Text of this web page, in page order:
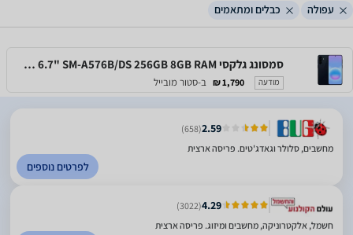
עפולה כבלים ומתאמים
סמסונג גלקסי Samsung Galaxy A57 5G 6.7" SM-A576B/DS 256GB 8GB RAM
מודעה 1,790 ₪ ב-סטור מובייל
2.59
(658)
מחשבים, סלולר וגאדג'טים. פריסה ארצית
לפרטים נוספים
4.29
(3022)
חשמל, אלקטרוניקה, מחשבים ומיזוג. פריסה ארצית